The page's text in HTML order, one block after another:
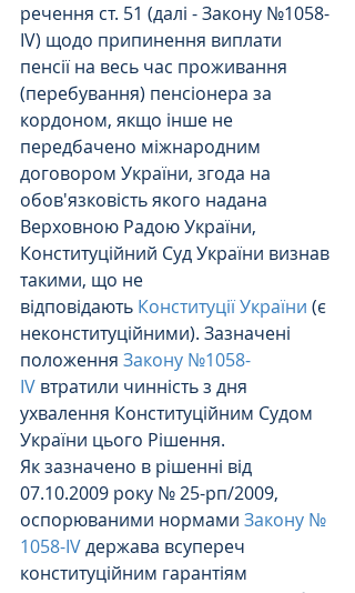
речення ст. 51 (далі - Закону №1058-
ІV) щодо припинення виплати
пенсії на весь час проживання
(перебування) пенсіонера за
кордоном, якщо інше не
передбачено міжнародним
договором України, згода на
обов'язковість якого надана
Верховною Радою України,
Конституційний Суд України визнав
такими, що не
відповідають Конституції України (є
неконституційними). Зазначені
положення Закону №1058-
ІV втратили чинність з дня
ухвалення Конституційним Судом
України цього Рішення.
Як зазначено в рішенні від
07.10.2009 року № 25-рп/2009,
оспорюваними нормами Закону №
1058-ІV держава всупереч
конституційним гарантіям